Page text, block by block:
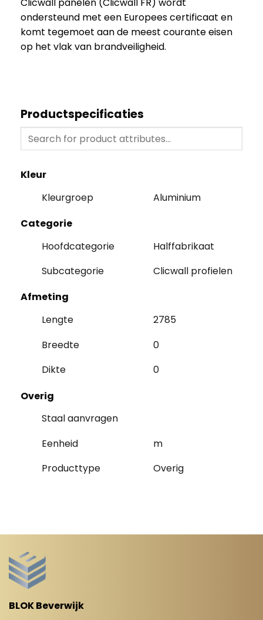
ondersteund met een Europees certificaat en
komt tegemoet aan de meest courante eisen
op het vlak van brandveiligheid.
Productspecificaties
Kleur
Kleurgroep
Aluminium
Categorie
Hoofdcategorie
Halffabrikaat
Subcategorie
Clicwall profielen
Afmeting
Lengte
2785
Breedte
0
Dikte
0
Overig
Staal aanvragen
Eenheid
m
Producttype
Overig
BLOK Beverwijk